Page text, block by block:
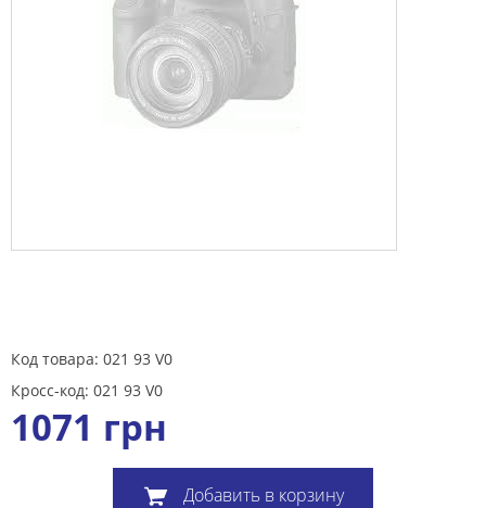
Код товара: 021 93 V0
Кросс-код: 021 93 V0
1071 грн
Добавить в корзину